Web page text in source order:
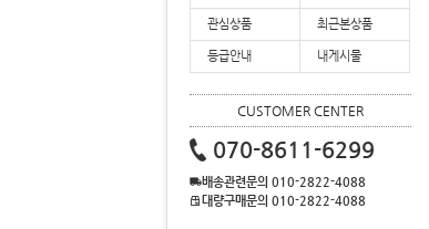
관심상품 최근본상품
등급안내 내게시물
CUSTOMER CENTER
070-8611-6299
배송관련문의 010-2822-4088
대량구매문의 010-2822-4088